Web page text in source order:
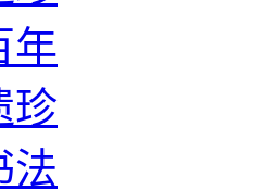
年
珍
法